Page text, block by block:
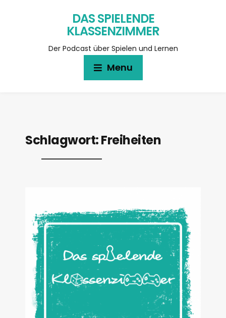
DAS SPIELENDE
KLASSENZIMMER
Der Podcast über Spielen und Lernen
Menu
Schlagwort:Freiheiten